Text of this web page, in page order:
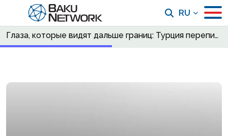
RU
Глаза, которые видят дальше границ: Турция переписывает правила разведки